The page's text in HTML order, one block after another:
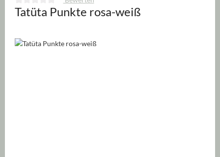
Durchschnittliche Bewertung von 0 von 5 Sternen
Tatüta Punkte rosa-weiß
Bildergalerie überspringen